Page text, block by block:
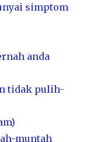
simptom
anda
tidak pulih-
muntah